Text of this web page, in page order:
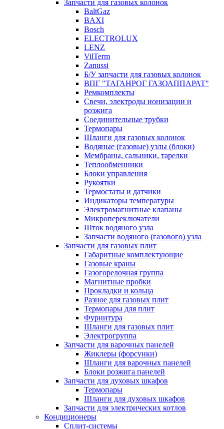
Запчасти для газовых колонок
BaltGaz
BAXI
Bosch
ELECTROLUX
LENZ
VilTerm
Zanussi
Б/У запчасти для газовых колонок
ВПГ "ТАГАНРОГ ГАЗОАППАРАТ"
Ремкомплекты
Свечи, электроды ионизации и
розжига
Соединительные трубки
Термопары
Шланги для газовых колонок
Водяные (газовые) узлы (блоки)
Мембраны, сальники, тарелки
Теплообменники
Блоки управления
Рукоятки
Термостаты и датчики
Индикаторы температуры
Электромагнитные клапаны
Микропереключатели
Шток водяного узла
Запчасти водяного (газового) узла
Запчасти для газовых плит
Габаритные комплектующие
Газовые краны
Газогорелочная группа
Магнитные пробки
Прокладки и кольца
Разное для газовых плит
Термопары для плит
Фурнитура
Шланги для газовых плит
Электрогруппа
Запчасти для варочных панелей
Жиклеры (форсунки)
Шланги для варочных панелей
Блоки розжига панелей
Запчасти для духовых шкафов
Термопары
Шланги для духовых шкафов
Запчасти для электрических котлов
Кондиционеры
Сплит-системы